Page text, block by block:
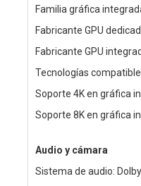
Familia gráfica
Fabricante GPU
Fabricante GPU
Tecnologías
Soporte 4K en gráfica
Soporte 8K en gráfica
Audio y cámara
Sistema de audio: